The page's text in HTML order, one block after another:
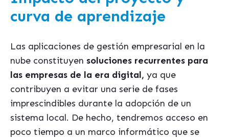
curva de aprendizaje
Las aplicaciones de gestión empresarial en la
nube constituyen soluciones recurrentes para
las empresas de la era digital, ya que
contribuyen a evitar una serie de fases
imprescindibles durante la adopción de un
sistema local. De hecho, tendremos acceso en
poco tiempo a un marco informático que se